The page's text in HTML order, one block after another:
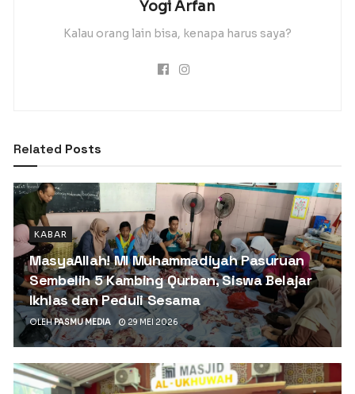
Yogi Arfan
Kalau orang lain bisa, kenapa harus saya?
Related Posts
KABAR
MasyaAllah! MI Muhammadiyah Pasuruan
Sembelih 5 Kambing Qurban, Siswa Belajar
Ikhlas dan Peduli Sesama
OLEHPASMU MEDIA 29 MEI 2026